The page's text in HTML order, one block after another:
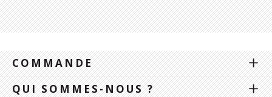
COMMANDE
QUI SOMMES-NOUS ?